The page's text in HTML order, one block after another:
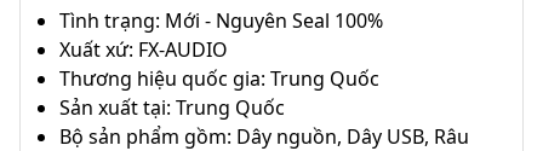
Tình trạng: Mới - Nguyên Seal 100%
Xuất xứ: FX-AUDIO
Thương hiệu quốc gia: Trung Quốc
Sản xuất tại: Trung Quốc
Bộ sản phẩm gồm: Dây nguồn, Dây USB, Râu